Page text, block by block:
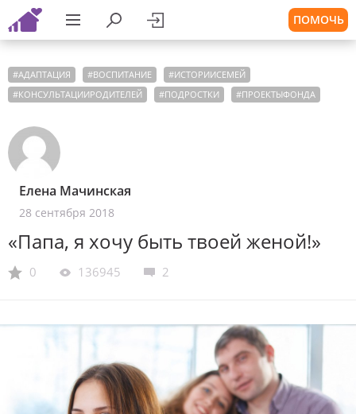
ПОМОЧЬ
#АДАПТАЦИЯ #ВОСПИТАНИЕ #ИСТОРИИСЕМЕЙ
#КОНСУЛЬТАЦИИРОДИТЕЛЕЙ #ПОДРОСТКИ #ПРОЕКТЫФОНДА
Елена Мачинская
28 сентября 2018
«Папа, я хочу быть твоей женой!»
0 136945 2